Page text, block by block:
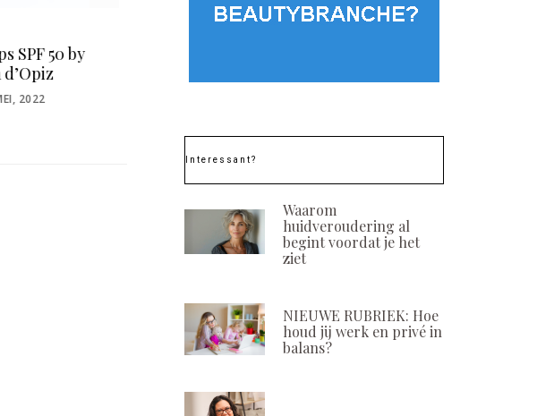
een luxe
in Hotel
POSTED
25 AUGUSTUS, 2025
Interessant?
Waarom
huidveroudering al
begint voordat je het
ziet
NIEUWE RUBRIEK: Hoe
houd jij werk en privé in
balans?